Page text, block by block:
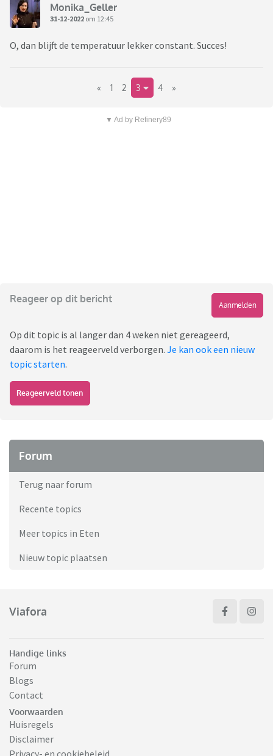
Monika_Geller
31-12-2022 om 12:45
O, dan blijft de temperatuur lekker constant. Succes!
« 1 2 3 4 »
▼ Ad by Refinery89
Reageer op dit bericht
Aanmelden
Op dit topic is al langer dan 4 weken niet gereageerd,
daarom is het reageerveld verborgen. Je kan ook een nieuw
topic starten.
Reageerveld tonen
Forum
Terug naar forum
Recente topics
Meer topics in Eten
Nieuw topic plaatsen
Viafora
Handige links
Forum
Blogs
Contact
Voorwaarden
Huisregels
Disclaimer